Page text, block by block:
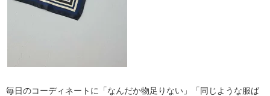
毎日のコーディネートに「なんだか物足りない」「同じような服ば